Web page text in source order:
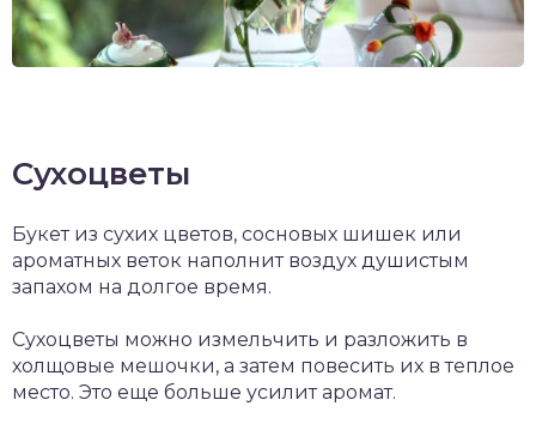
Сухоцветы
Букет из сухих цветов, сосновых шишек или
ароматных веток наполнит воздух душистым
запахом на долгое время.
Сухоцветы можно измельчить и разложить в
холщовые мешочки, а затем повесить их в теплое
место. Это еще больше усилит аромат.